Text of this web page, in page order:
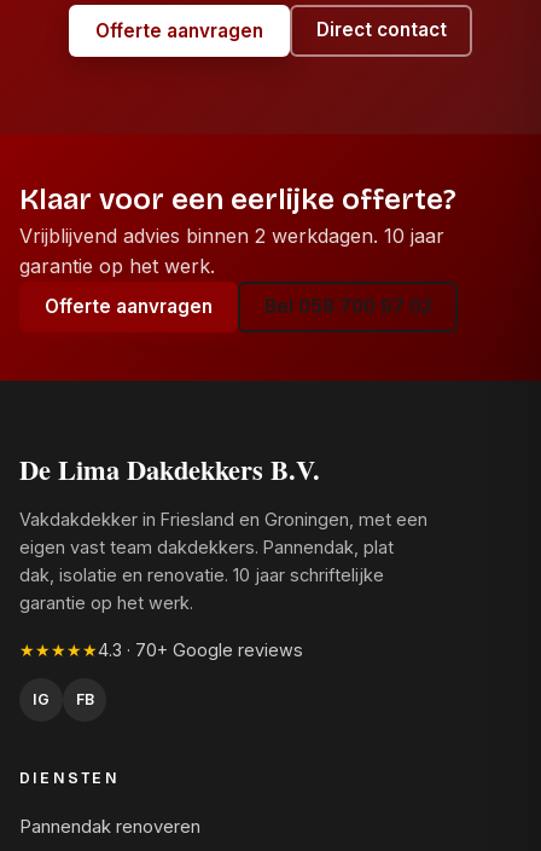
Offerte aanvragen Direct contact
Klaar voor een eerlijke offerte?
Vrijblijvend advies binnen 2 werkdagen. 10 jaar
garantie op het werk.
Offerte aanvragen Bel 058 700 97 02
De Lima Dakdekkers B.V.
Vakdakdekker in Friesland en Groningen, met een
eigen vast team dakdekkers. Pannendak, plat
dak, isolatie en renovatie. 10 jaar schriftelijke
garantie op het werk.
★★★★★4.3 · 70+ Google reviews
IG FB
DIENSTEN
Pannendak renoveren